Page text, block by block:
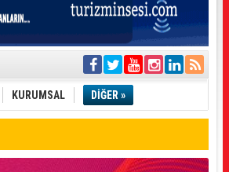
KURUMSAL DİĞER »